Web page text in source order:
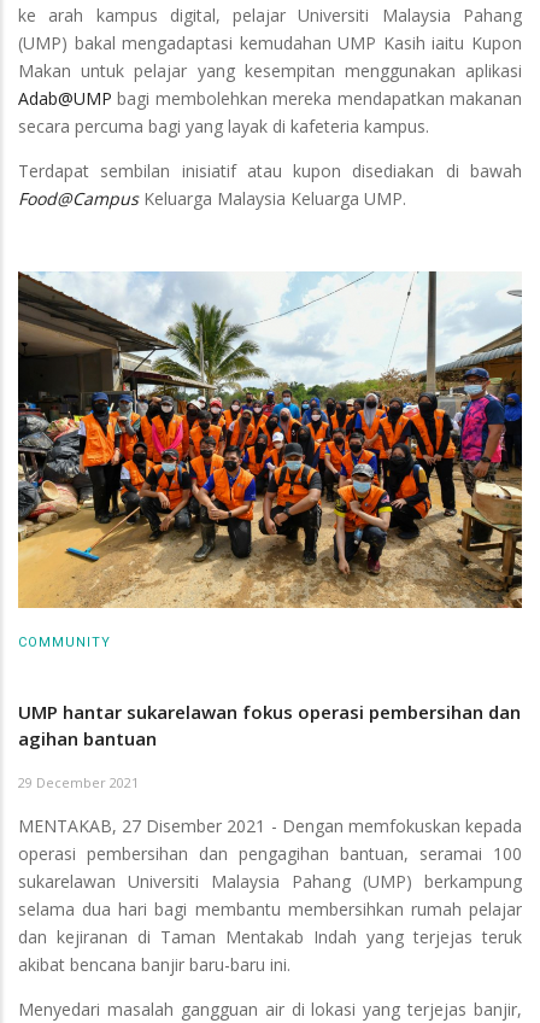
ke arah kampus digital, pelajar Universiti Malaysia Pahang
(UMP) bakal mengadaptasi kemudahan UMP Kasih iaitu Kupon
Makan untuk pelajar yang kesempitan menggunakan aplikasi
Adab@UMP bagi membolehkan mereka mendapatkan makanan
secara percuma bagi yang layak di kafeteria kampus.
Terdapat sembilan inisiatif atau kupon disediakan di bawah
Food@CampusKeluarga Malaysia Keluarga UMP.
COMMUNITY
UMP hantar sukarelawan fokus operasi pembersihan dan
agihan bantuan
29 December 2021
MENTAKAB, 27 Disember 2021 - Dengan memfokuskan kepada
operasi pembersihan dan pengagihan bantuan, seramai 100
sukarelawan Universiti Malaysia Pahang (UMP) berkampung
selama dua hari bagi membantu membersihkan rumah pelajar
dan kejiranan di Taman Mentakab Indah yang terjejas teruk
akibat bencana banjir baru-baru ini.
Menyedari masalah gangguan air di lokasi yang terjejas banjir,